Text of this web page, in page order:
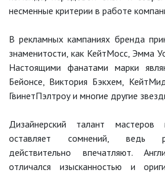
несменные критерии в работе
В рекламных кампаниях бренда
знаменитости, как КейтМосс, Эмма
Настоящими фанатами марки
Бейонсе, Виктория Бэкхем,
ГвинетПэлтроу и многие другие
Дизайнерский талант мастеров
оставляет сомнений, ведь
действительно впечатляют.
отличался изысканностью и